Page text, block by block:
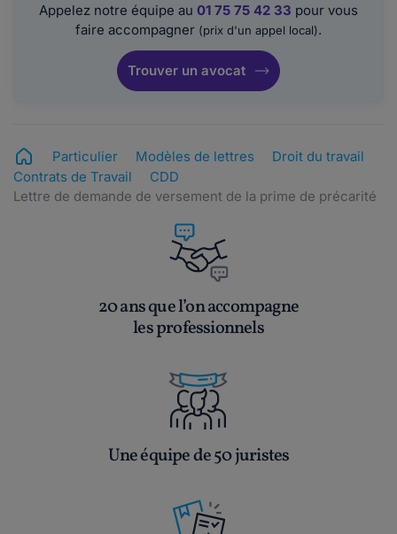
Appelez notre équipe au 01 75 75 42 33 pour vous
faire accompagner (prix d'un appel local).
Trouver un avocat
Particulier Modèles de lettres
Droit du travail
Contrats de Travail
CDD
Lettre de demande de versement de la prime de précarité
20 ans que l’on accompagne
les professionnels
Une équipe de 50 juristes